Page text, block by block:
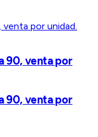
90, venta por
90, venta por